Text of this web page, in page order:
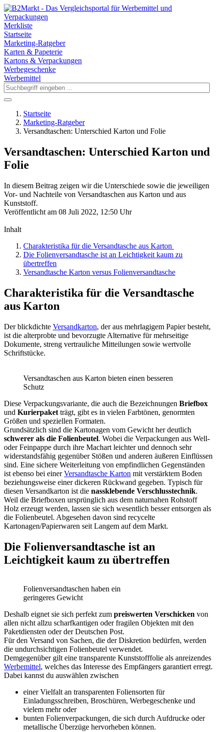
Merkliste
Startseite
Marketing-Ratgeber
Karten & Papeterie
Kartons & Verpackungen
Werbegeschenke
Werbemittel
Startseite
Marketing-Ratgeber
Versandtaschen: Unterschied Karton und Folie
Versandtaschen: Unterschied Karton und
Folie
In diesem Beitrag zeigen wir die Unterschiede sowie die jeweiligen
Vor- und Nachteile von Versandtaschen aus Karton und aus
Kunststoff.
Veröffentlicht am 08 Juli 2022, 12:50 Uhr
Inhalt
Charakteristika für die Versandtasche aus Karton
Die Folienversandtasche ist an Leichtigkeit kaum zu
übertreffen
Versandtasche Karton versus Folienversandtasche
Charakteristika für die Versandtasche
aus Karton
Der blickdichte Versandkarton, der aus mehrlagigem Papier besteht,
ist die alterprobte und bevorzugte Alternative für mehrseitige
Dokumente, streng vertrauliche Mitteilungen sowie wertvolle
Schriftstücke.
Versandtaschen aus Karton bieten einen besseren
Schutz
Diese Verpackungsvariante, die auch die Bezeichnungen Briefbox
und Kurierpaket trägt, gibt es in vielen Farbtönen, genormten
Größen und speziellen Formaten.
Grundsätzlich sind die Kartonagen vom Gewicht her deutlich
schwerer als die Folienbeutel. Wobei die Verpackungen aus Well-
oder Feinpappe durch ihre Machart leichter und dennoch sehr
widerstandsfähig gegenüber Stößen und anderen äußeren Einflüssen
sind. Eine sichere Weiterleitung von empfindlichen Gegenständen
ist ebenso bei einerVersandtasche Karton mit verstärktem Boden
beziehungsweise einer dickeren Rückwand gegeben. Typisch für
diesen Versandkarton ist die nassklebende Verschlusstechnik.
Weil die Briefboxen ursprünglich aus dem naturnahen Rohstoff
Holz erzeugt werden, lassen sie sich wesentlich besser entsorgen als
die Folienbeutel. Abgesehen davon sind recycelte
Kartonagen/Papierwaren seit Langem auf dem Markt.
Die Folienversandtasche ist an
Leichtigkeit kaum zu übertreffen
Folienversandtaschen haben ein
geringeres Gewicht
Deshalb eignet sie sich perfekt zum preiswerten Verschicken von
allen nicht allzu scharfkantigen oder fragilen Objekten mit den
Paketdiensten oder der Deutschen Post.
Für den Versand von Sachen, die der Diskretion bedürfen, werden
die undurchsichtigen Folienbeutel verwendet.
Demgegenüber gilt eine transparente Kunststofffolie als anreizendes
Werbemittel, welches das Interesse des Empfängers garantiert erregt.
Dabei kannst du auswählen zwischen
einer Vielfalt an transparenten Foliensorten für
Einladungsschreiben, Broschüren, Werbegeschenke und
vielem mehr oder
bunten Folienverpackungen, die sich durch Aufdrucke oder
metallische Überzüge hervorheben können.